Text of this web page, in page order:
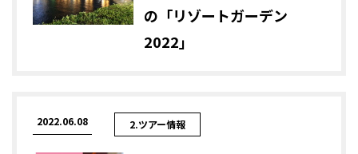
の「リゾートガーデン
2022」
2022.06.08 2.ツアー情報